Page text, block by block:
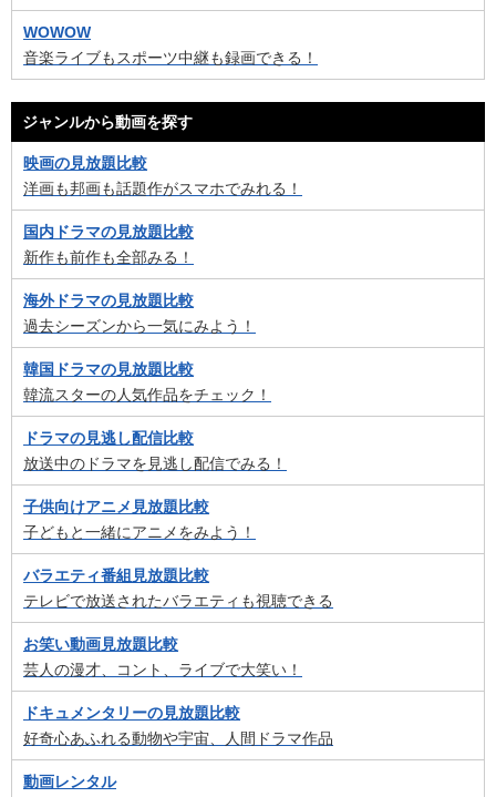
WOWOW
音楽ライブもスポーツ中継も録画できる！
ジャンルから動画を探す
映画の見放題比較
洋画も邦画も話題作がスマホでみれる！
国内ドラマの見放題比較
新作も前作も全部みる！
海外ドラマの見放題比較
過去シーズンから一気にみよう！
韓国ドラマの見放題比較
韓流スターの人気作品をチェック！
ドラマの見逃し配信比較
放送中のドラマを見逃し配信でみる！
子供向けアニメ見放題比較
子どもと一緒にアニメをみよう！
バラエティ番組見放題比較
テレビで放送されたバラエティも視聴できる
お笑い動画見放題比較
芸人の漫才、コント、ライブで大笑い！
ドキュメンタリーの見放題比較
好奇心あふれる動物や宇宙、人間ドラマ作品
動画レンタル